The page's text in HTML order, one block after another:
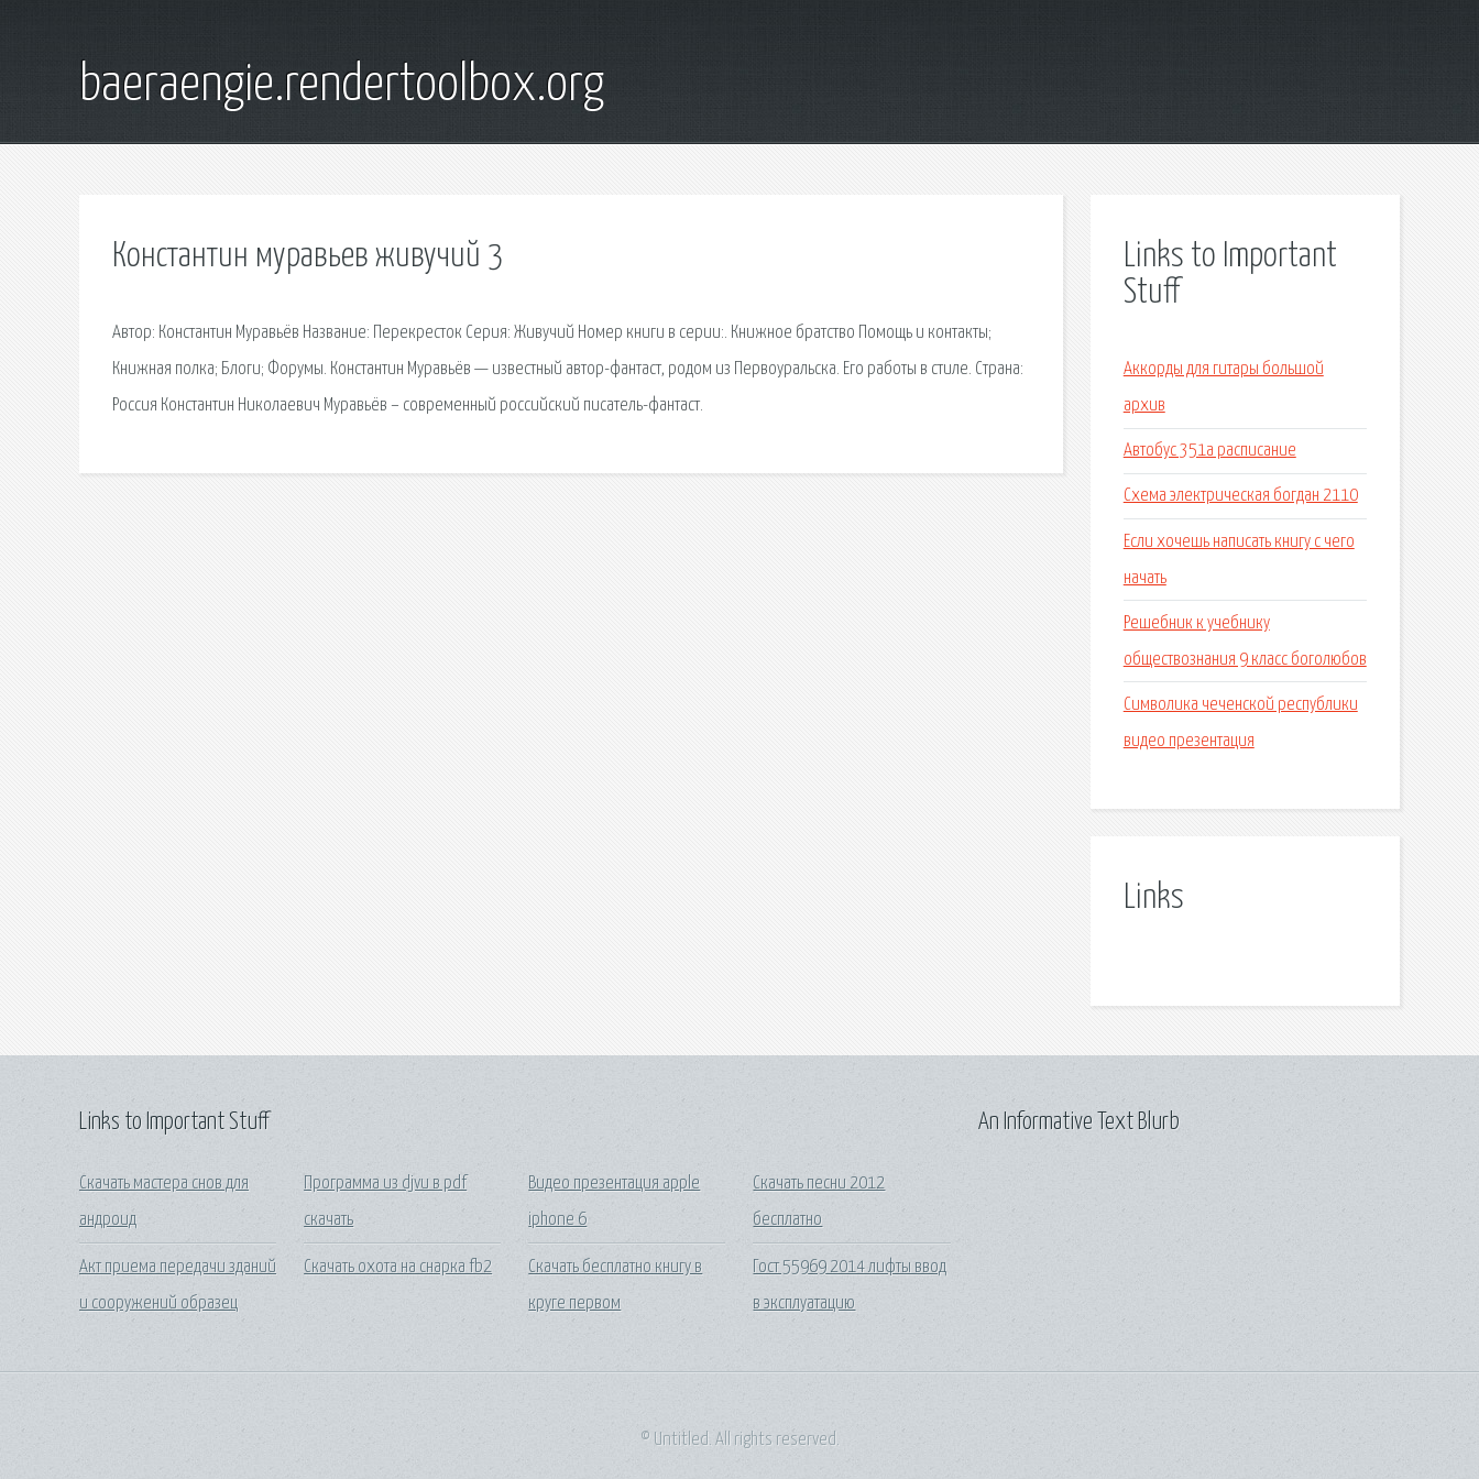
baeraengie.rendertoolbox.org
Константин муравьев живучий 3
Автор: Константин Муравьёв Название: Перекресток Серия: Живучий Номер книги в серии:. Книжное братство Помощь и контакты;
Книжная полка; Блоги; Форумы. Константин Муравьёв — известный автор-фантаст, родом из Первоуральска. Его работы в стиле. Страна:
Россия Константин Николаевич Муравьёв – современный российский писатель-фантаст.
Links to Important
Stuff
Аккорды для гитары большой
архив
Автобус 351а расписание
Схема электрическая богдан 2110
Если хочешь написать книгу с чего
начать
Решебник к учебнику
обществознания 9 класс боголюбов
Символика чеченской республики
видео презентация
Links
Links to Important Stuff
Скачать мастера снов для
андроид
Акт приема передачи зданий
и сооружений образец
Программа из djvu в pdf
скачать
Скачать охота на снарка fb2
Видео презентация apple
iphone 6
Скачать бесплатно книгу в
круге первом
Скачать песни 2012
бесплатно
Гост 55969 2014 лифты ввод
в эксплуатацию
An Informative Text Blurb
© Untitled. All rights reserved.